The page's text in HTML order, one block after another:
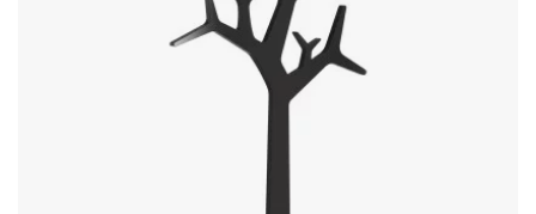
nadruk op duurzame ontwikkeling en cyclisch denken.
Daarnaast runt hij zijn eigen ontwerpstudio in Malmö en is hij
ontwerper voor het merk Maze. Zijn werken zijn nu moderne
klassiekers die in veel huizen over de hele wereld te vinden
zijn. "Ik ben geïnteresseerd in het menselijke project, hoe het
zich in de loop der tijd heeft ontwikkeld en wat we moeten
veranderen om een duurzame samenleving op lange termijn te
creëren." - Olof KolteHat Rack is een stijlvolle en tijdloze